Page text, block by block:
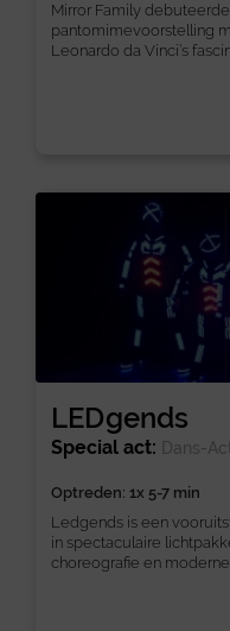
Mirror Family
pantomimevoorstelling
Leonardo da Vinci’s
LEDgends
Special act: Dans-
Optreden: 1x 5-7 min
Ledgends is een
in spectaculaire
choreografie en moderne